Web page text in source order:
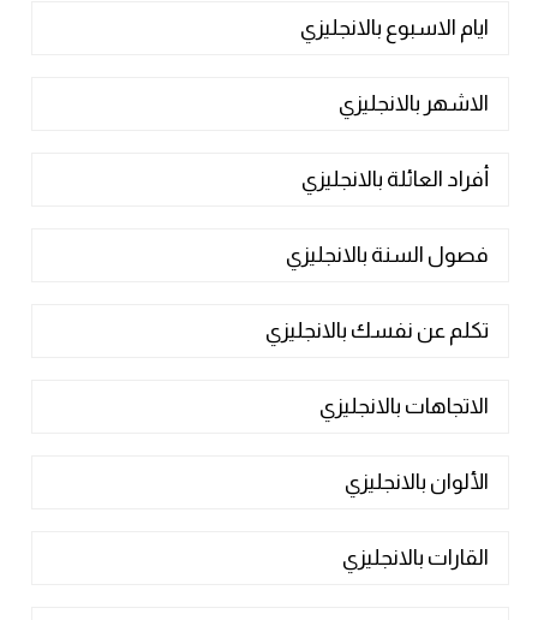
ايام الاسبوع بالانجليزي
الاشهر بالانجليزي
أفراد العائلة بالانجليزي
فصول السنة بالانجليزي
تكلم عن نفسك بالانجليزي
الاتجاهات بالانجليزي
الألوان بالانجليزي
القارات بالانجليزي